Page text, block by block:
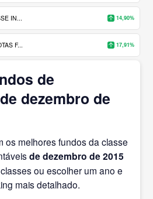
IN... 14,90%
F... 17,91%
de
dezembro de
os melhores fundos da classe
de dezembro de 2015
ou escolher um ano e
mais detalhado.